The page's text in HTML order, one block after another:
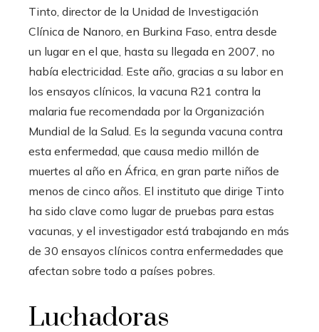
Tinto, director de la Unidad de Investigación
Clínica de Nanoro, en Burkina Faso, entra desde
un lugar en el que, hasta su llegada en 2007, no
había electricidad. Este año, gracias a su labor en
los ensayos clínicos, la vacuna R21 contra la
malaria fue recomendada por la Organización
Mundial de la Salud. Es la segunda vacuna contra
esta enfermedad, que causa medio millón de
muertes al año en África, en gran parte niños de
menos de cinco años. El instituto que dirige Tinto
ha sido clave como lugar de pruebas para estas
vacunas, y el investigador está trabajando en más
de 30 ensayos clínicos contra enfermedades que
afectan sobre todo a países pobres.
Luchadoras